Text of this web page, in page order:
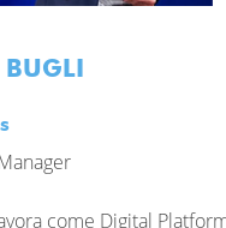
BUGLI
come Digital